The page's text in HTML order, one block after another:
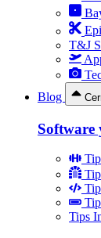
T&J
Blog
Software
Tips